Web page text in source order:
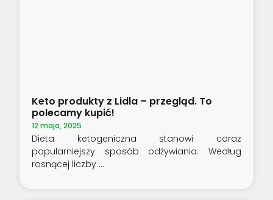
Keto produkty z Lidla – przegląd. To
polecamy kupić!
12 maja, 2025
Dieta ketogeniczna stanowi coraz
popularniejszy sposób odżywiania. Według
rosnącej liczby